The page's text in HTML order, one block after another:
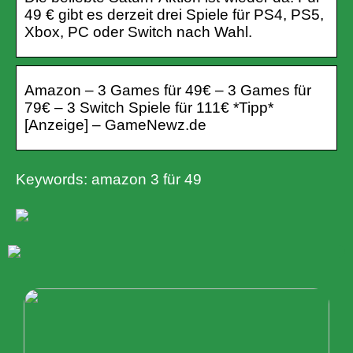
49 € gibt es derzeit drei Spiele für PS4, PS5,
Xbox, PC oder Switch nach Wahl.
Amazon – 3 Games für 49€ – 3 Games für
79€ – 3 Switch Spiele für 111€ *Tipp*
[Anzeige] – GameNewz.de
Keywords: amazon 3 für 49